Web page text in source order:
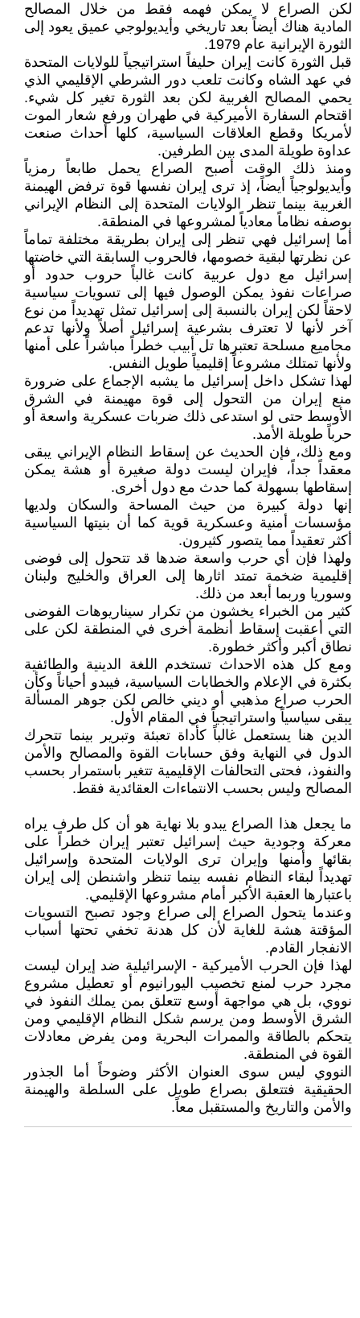
لكن الصراع لا يمكن فهمه فقط من خلال المصالح
المادية هناك أيضاً بعد تاريخي وأيديولوجي عميق يعود إلى
الثورة الإيرانية عام 1979.
قبل الثورة كانت إيران حليفاً استراتيجياً للولايات المتحدة
في عهد الشاه وكانت تلعب دور الشرطي الإقليمي الذي
يحمي المصالح الغربية لكن بعد الثورة تغير كل شيء.
اقتحام السفارة الأميركية في طهران ورفع شعار الموت
لأمريكا وقطع العلاقات السياسية، كلها أحداث صنعت
عداوة طويلة المدى بين الطرفين.
ومنذ ذلك الوقت أصبح الصراع يحمل طابعاً رمزياً
وأيديولوجياً أيضاً، إذ ترى إيران نفسها قوة ترفض الهيمنة
الغربية بينما تنظر الولايات المتحدة إلى النظام الإيراني
بوصفه نظاماً معادياً لمشروعها في المنطقة.
أما إسرائيل فهي تنظر إلى إيران بطريقة مختلفة تماماً
عن نظرتها لبقية خصومها، فالحروب السابقة التي خاضتها
إسرائيل مع دول عربية كانت غالباً حروب حدود أو
صراعات نفوذ يمكن الوصول فيها إلى تسويات سياسية
لاحقاً لكن إيران بالنسبة إلى إسرائيل تمثل تهديداً من نوع
آخر لأنها لا تعترف بشرعية إسرائيل أصلاً ولأنها تدعم
مجاميع مسلحة تعتبرها تل أبيب خطراً مباشراً على أمنها
ولأنها تمتلك مشروعاً إقليمياً طويل النفس.
لهذا تشكل داخل إسرائيل ما يشبه الإجماع على ضرورة
منع إيران من التحول إلى قوة مهيمنة في الشرق
الأوسط حتى لو استدعى ذلك ضربات عسكرية واسعة أو
حرباً طويلة الأمد.
ومع ذلك، فإن الحديث عن إسقاط النظام الإيراني يبقى
معقداً جداً، فإيران ليست دولة صغيرة أو هشة يمكن
إسقاطها بسهولة كما حدث مع دول أخرى.
إنها دولة كبيرة من حيث المساحة والسكان ولديها
مؤسسات أمنية وعسكرية قوية كما أن بنيتها السياسية
أكثر تعقيداً مما يتصور كثيرون.
ولهذا فإن أي حرب واسعة ضدها قد تتحول إلى فوضى
إقليمية ضخمة تمتد اثارها إلى العراق والخليج ولبنان
وسوريا وربما أبعد من ذلك.
كثير من الخبراء يخشون من تكرار سيناريوهات الفوضى
التي أعقبت إسقاط أنظمة أخرى في المنطقة لكن على
نطاق أكبر وأكثر خطورة.
ومع كل هذه الاحداث تستخدم اللغة الدينية والطائفية
بكثرة في الإعلام والخطابات السياسية، فيبدو أحياناً وكأن
الحرب صراع مذهبي أو ديني خالص لكن جوهر المسألة
يبقى سياسياً واستراتيجياً في المقام الأول.
الدين هنا يستعمل غالباً كأداة تعبئة وتبرير بينما تتحرك
الدول في النهاية وفق حسابات القوة والمصالح والأمن
والنفوذ، فحتى التحالفات الإقليمية تتغير باستمرار بحسب
المصالح وليس بحسب الانتماءات العقائدية فقط.
ما يجعل هذا الصراع يبدو بلا نهاية هو أن كل طرف يراه
معركة وجودية حيث إسرائيل تعتبر إيران خطراً على
بقائها وأمنها وإيران ترى الولايات المتحدة وإسرائيل
تهديداً لبقاء النظام نفسه بينما تنظر واشنطن إلى إيران
باعتبارها العقبة الأكبر أمام مشروعها الإقليمي.
وعندما يتحول الصراع إلى صراع وجود تصبح التسويات
المؤقتة هشة للغاية لأن كل هدنة تخفي تحتها أسباب
الانفجار القادم.
لهذا فإن الحرب الأميركية - الإسرائيلية ضد إيران ليست
مجرد حرب لمنع تخصيب اليورانيوم أو تعطيل مشروع
نووي، بل هي مواجهة أوسع تتعلق بمن يملك النفوذ في
الشرق الأوسط ومن يرسم شكل النظام الإقليمي ومن
يتحكم بالطاقة والممرات البحرية ومن يفرض معادلات
القوة في المنطقة.
النووي ليس سوى العنوان الأكثر وضوحاً أما الجذور
الحقيقية فتتعلق بصراع طويل على السلطة والهيمنة
والأمن والتاريخ والمستقبل معاً.